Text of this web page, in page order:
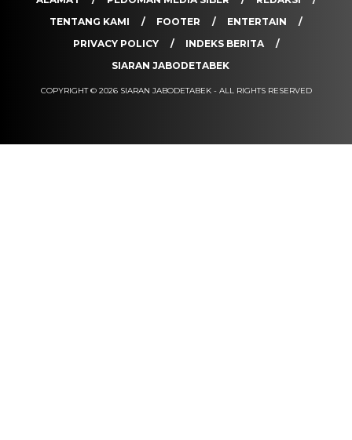
TENTANG KAMI
FOOTER
ENTERTAIN
PRIVACY POLICY
INDEKS BERITA
SIARAN JABODETABEK
COPYRIGHT © 2026 SIARAN JABODETABEK - ALL RIGHTS RESERVED